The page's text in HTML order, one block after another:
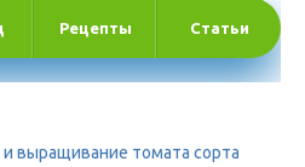
Рецепты Статьи
выращивание томата сорта